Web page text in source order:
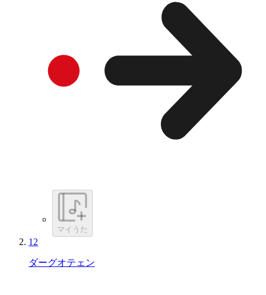
マイうた
12
ダーグオテェン